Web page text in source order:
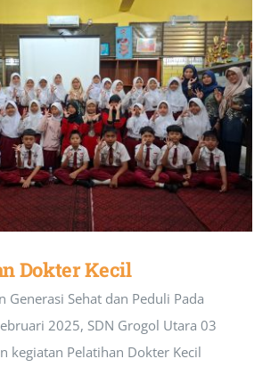
Dokter Kecil
Generasi Sehat dan Peduli Pada
2025, SDN Grogol Utara 03
kegiatan Pelatihan Dokter Kecil